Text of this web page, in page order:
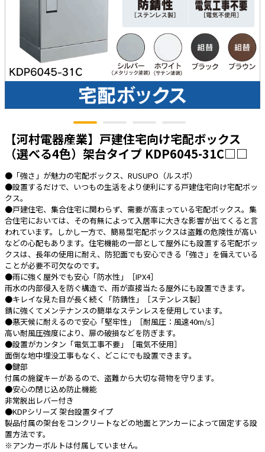
太陽光発電ケーブル・コネクタ・関連資
電源ケーブル／コネクタ／分電盤／ブレ
ーカ
照明・照明器具
電源タップ・延長コード
PF管/FEP管/CD管/情報線保護管
ボックス・ビニル電線管付属品・引き込
工具関連
EV充電設備工事関連
感染症関連
その他
e431オリジナル
暑さ対策
販売終了品
【河村電器産業】戸建住宅向け宅配ボックス
（選べる4色）架台タイプ KDP6045-31C□□
●「強さ」が魅力の宅配ボックス、RUSUPO（ルスポ）
●設置するだけで、いつもの生活をより便利にする戸建住宅向け宅配ボッ
クス。
●戸建住宅、集合住宅に関わらず、需要が高まっている宅配ボックス。集
合住宅においては、その有無によって入居率に大きな影響が出てくると言
われています。しかし一方で、簡易型宅配ボックスは盗難の危険性が高い
などの心配もあります。住宅機能の一部として屋外にも設置する宅配ボッ
クスは、長年の使用に耐え、防犯面でも安心できる「強さ」を備えている
ことが必要不可欠なのです。
●雨に強く屋外でも安心「防水性」［IPX4］
雨水の内部侵入を防ぐ構造で、雨が直接当たる屋外にも設置できます。
●キレイな見た目が長く続く「防錆性」［ステンレス製］
錆に強くてメンテナンスの簡単なステンレスを使用しています。
●悪天候に耐えるので安心「堅牢性」［耐風圧：風速40m/s］
高い耐風圧強度により、扉の破損などを防ぎます。
●設置がカンタン「電気工事不要」［電気不使用］
面倒な地中埋没工事もなく、どこにでも設置できます。
●鍵部
付属の施錠キーがあるので、盗難から大切な荷物を守ります。
●安心の閉じ込め防止機能
非常脱出レバー付き
●KDPシリーズ 架台設置タイプ
製品付属の架台をコンクリートなどの地面とアンカーによって固定する設
置方法です。
※アンカーボルトは付属していません。